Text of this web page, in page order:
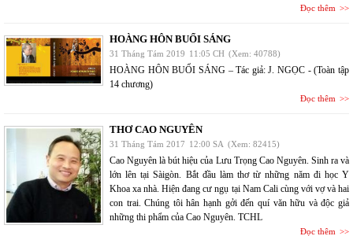
Đọc thêm
HOÀNG HÔN BUỔI SÁNG
31 Tháng Tám 2019 11:05 CH (Xem: 40788)
HOÀNG HÔN BUỔI SÁNG – Tác giả: J. NGỌC - (Toàn tập
14 chương)
Đọc thêm
THƠ CAO NGUYÊN
31 Tháng Tám 2017 12:00 SA (Xem: 82415)
Cao Nguyên là bút hiệu của Lưu Trọng Cao Nguyên. Sinh ra và
lớn lên tại Sàigòn. Bắt đầu làm thơ từ những năm đi học Y
Khoa xa nhà. Hiện đang cư ngụ tại Nam Cali cùng với vợ và hai
con trai. Chúng tôi hân hạnh gởi đến quí văn hữu và độc giả
những thi phẩm của Cao Nguyên. TCHL
Đọc thêm